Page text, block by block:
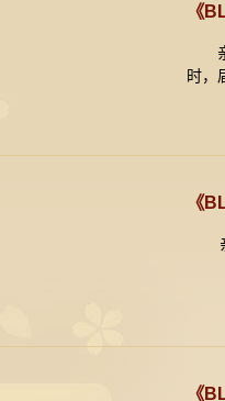
《
亲
时，
《
亲
《